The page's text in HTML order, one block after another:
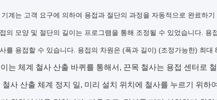
기계는 고객 요구에 의하여 용접과 절단의 과정을 자동적으로 완료하기
의 모양 및 절단의 길이는 프로그램을 통해 조정될 수 있었습니다.
를 용접할 수 있습니다. 용접의 차원은 (폭과 길이) (조정가능한) 최대
는 체계 철사 산출 바퀴를 통해서, 끈목 철사는 용접 센터로
철사 산출 체계 정지 일, 미리 설치 위치에 철사를 누르기 위하